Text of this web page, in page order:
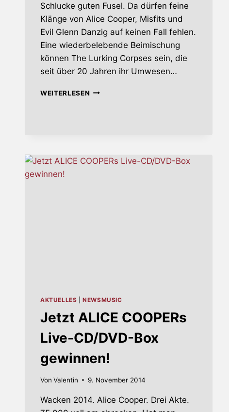
Schlucke guten Fusel. Da dürfen feine
Klänge von Alice Cooper, Misfits und
Evil Glenn Danzig auf keinen Fall fehlen.
Eine wiederbelebende Beimischung
können The Lurking Corpses sein, die
seit über 20 Jahren ihr Umwesen…
WEITERLESENTHE
AKTUELLES |NEWSMUSIC
Jetzt ALICE COOPERs
Live-CD/DVD-Box
gewinnen!
Von Valentin 9. November 2014
Wacken 2014. Alice Cooper. Drei Akte.